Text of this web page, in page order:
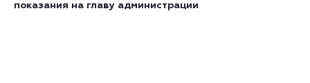
показания на главу администрации